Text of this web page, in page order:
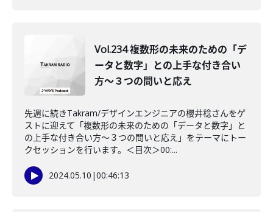
Vol.234 複数形の未来のための「デ
ータと数字」との上手な付き合い
方〜３つの問いと応え
先週に続きTakram/デザインエンジニアの櫻井稔さんをゲ
ストに迎えて「複数形の未来のための「データと数字」と
の上手な付き合い方〜３つの問いと応え」をテーマにトー
クセッションを行います。＜目次＞00:...
2024.05.10 |00:46:13